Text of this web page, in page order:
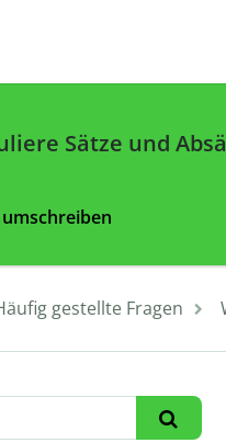
Sätze und
gestellte Fragen